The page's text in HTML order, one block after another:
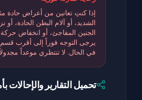
إذا كنتِ تعانين من أعراض حادة
الشديد، أو آلام البطن الحادة، أو
الجنين المفاجئ، أو انخفاض حركة
يرجى التوجه فوراً إلى أقرب
في الحال. لا تنتظري موعداً
تحميل التقارير والإحالات